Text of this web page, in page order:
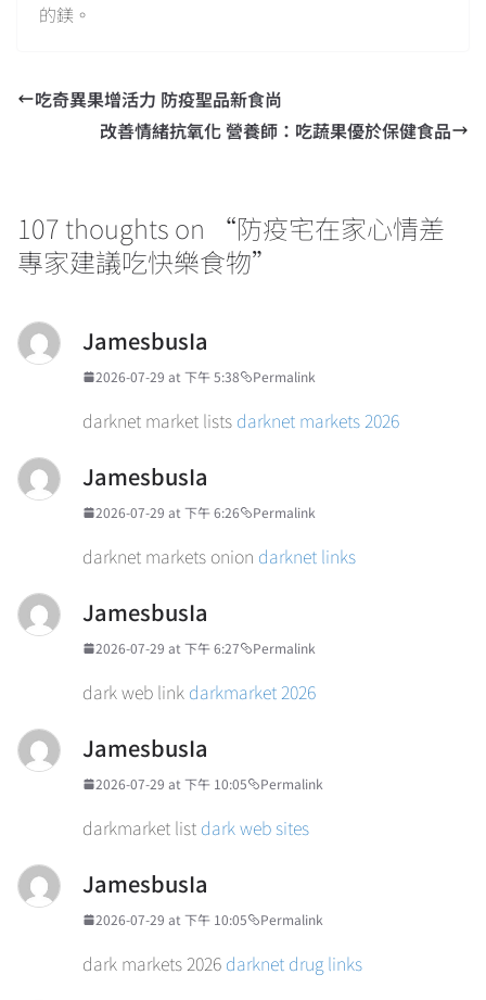
的鎂。
吃奇異果增活力 防疫聖品新食尚
改善情緒抗氧化 營養師：吃蔬果優於保健食品
107 thoughts on “防疫宅在家心情差
專家建議吃快樂食物”
JamesbusIa
2026-07-29 at 下午 5:38 Permalink
darknet market lists darknet markets 2026
JamesbusIa
2026-07-29 at 下午 6:26 Permalink
darknet markets onion darknet links
JamesbusIa
2026-07-29 at 下午 6:27 Permalink
dark web link darkmarket 2026
JamesbusIa
2026-07-29 at 下午 10:05 Permalink
darkmarket list dark web sites
JamesbusIa
2026-07-29 at 下午 10:05 Permalink
dark markets 2026 darknet drug links